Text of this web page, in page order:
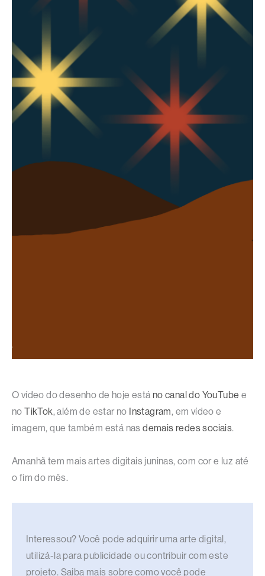
O vídeo do desenho de hoje está no canal do YouTube e
noTikTok, além de estar no Instagram, em vídeo e
imagem, que também está nasdemais redes sociais.
Amanhã tem mais artes digitais juninas, com cor e luz até
o fim do mês.
Interessou? Você pode adquirir uma arte digital,
utilizá-la para publicidade ou contribuir com este
projeto. Saiba mais sobre como você pode